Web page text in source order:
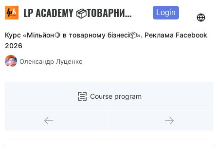
LP ACADEMY 📦ТОВАРНИЙ БІЗНЕС З 0 ДО РЕЗУЛЬТАТУ 🤑 Login
Курс «Мільйон🍋 в товарному бізнесі📦». Реклама Facebook
2026
Олександр Луценко
Course program